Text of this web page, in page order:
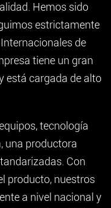
Hemos sido
estrictamente
de
tiene un gran
está cargada de alto
tecnología
una productora
Con
producto, nuestros
a nivel nacional y